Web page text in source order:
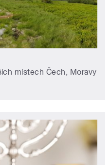
místech Čech, Moravy